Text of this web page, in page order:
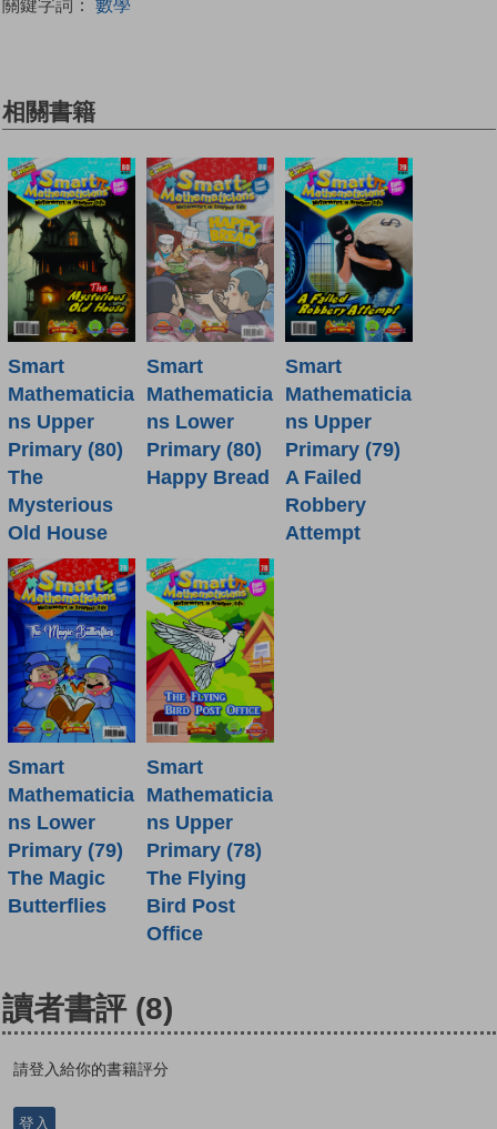
相關書籍
Smart
Mathematicia
ns Upper
Primary (80)
The
Mysterious
Old House
Smart
Mathematicia
ns Lower
Primary (80)
Happy Bread
Smart
Mathematicia
ns Upper
Primary (79)
A Failed
Robbery
Attempt
Smart
Mathematicia
ns Lower
Primary (79)
The Magic
Butterflies
Smart
Mathematicia
ns Upper
Primary (78)
The Flying
Bird Post
Office
讀者書評 (8)
請登入給你的書籍評分
登入